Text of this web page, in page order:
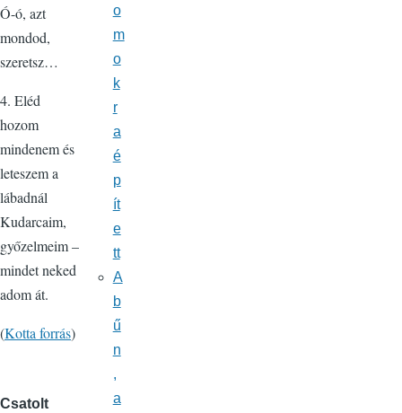
Ó-ó, azt
mondod,
szeretsz…
4. Eléd
hozom
mindenem és
leteszem a
lábadnál
Kudarcaim,
győzelmeim –
mindet neked
adom át.
(Kotta forrás)
Csatolt
o
m
o
k
r
a
é
p
ít
e
tt
A
b
ű
n
,
a